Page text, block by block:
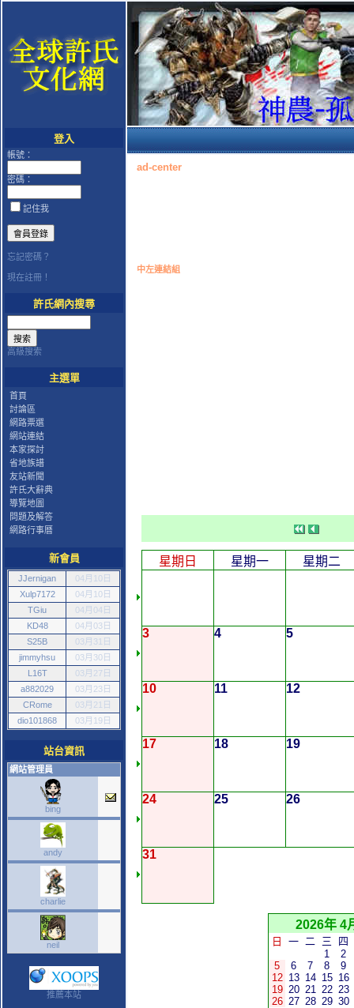
登入
帳號：
密碼：
記住我
忘記密碼？
現在註冊！
許氏網內搜尋
高級搜索
主選單
首頁
討論區
網路票選
網站連結
本家探討
省地族譜
友站新聞
許氏大辭典
導覽地圖
問題及解答
網路行事曆
新會員
JJernigan
04月10日
Xulp7172
04月10日
TGiu
04月04日
KD48
04月03日
S25B
03月31日
jimmyhsu
03月30日
L16T
03月27日
a882029
03月23日
CRome
03月21日
dio101868
03月19日
站台資訊
網站管理員
bing
andy
charlie
neil
推薦本站
ad-center
中左連結組
星期日 星期一 星期二
3 4 5
10 11 12
17 18 19
24 25 26
31
2026年 4
日 一 二 三
四
1
2
5
6 7 8
9
12 13 14 15 16
19 20 21 22 23
26 27 28 29 30